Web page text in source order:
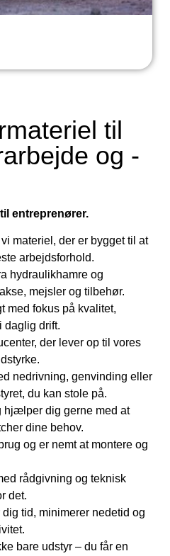
til
og -
entreprenører.
materiel, der er bygget til at
arbejdsforhold.
hydraulikhamre og
mejsler og tilbehør.
med fokus på kvalitet,
daglig drift.
der lever op til vores
nedrivning, genvinding eller
du kan stole på.
hjælper dig gerne med at
dine behov.
og er nemt at montere og
rådgivning og teknisk
det.
tid, minimerer nedetid og
bare udstyr – du får en